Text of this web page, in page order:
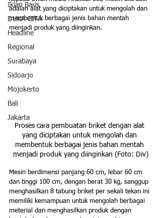
Iklan Baris
DUKA CITA
Headline
Regional
Surabaya
Sidoarjo
Mojokerto
Bali
Jakarta
adalah alat yang diciptakan untuk mengolah dan
membentuk berbagai jenis bahan mentah
menjadi produk yang diinginkan.
Proses cara pembuatan briket dengan alat
yang diciptakan untuk mengolah dan
membentuk berbagai jenis bahan mentah
menjadi produk yang diinginkan (Foto: Div)
Mesin berdimensi panjang 60 cm, lebar 60 cm
dan tinggi 100 cm, dengan berat 30 kg, sanggup
menghasilkan 8 tabung briket per sekali tekan ini
memiliki kemampuan untuk mengolah berbagai
meterial dan menghasilkan produk dengan